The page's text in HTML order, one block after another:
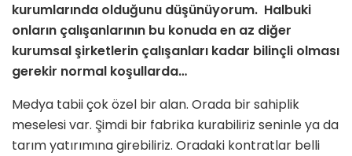
kurumlarında olduğunu düşünüyorum. Halbuki
onların çalışanlarının bu konuda en az diğer
kurumsal şirketlerin çalışanları kadar bilinçli olması
gerekir normal koşullarda…
Medya tabii çok özel bir alan. Orada bir sahiplik
meselesi var. Şimdi bir fabrika kurabiliriz seninle ya da
tarım yatırımına girebiliriz. Oradaki kontratlar belli